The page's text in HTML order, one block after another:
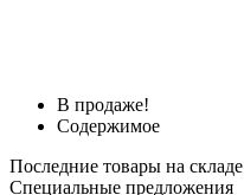
В продаже!
Содержимое
Последние товары на складе
Специальные предложения